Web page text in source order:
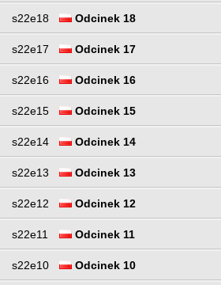
s22e18 Odcinek 18
s22e17 Odcinek 17
s22e16 Odcinek 16
s22e15 Odcinek 15
s22e14 Odcinek 14
s22e13 Odcinek 13
s22e12 Odcinek 12
s22e11 Odcinek 11
s22e10 Odcinek 10